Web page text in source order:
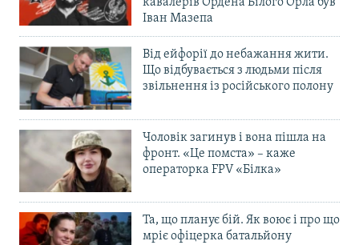
Іван Мазепа
Від ейфорії до небажання жити.
Що відбувається з людьми після
звільнення із російського полону
Чоловік загинув і вона пішла на
фронт. «Це помста» – каже
операторка FPV «Білка»
Та, що планує бій. Як воює і про що
мріє офіцерка батальйону